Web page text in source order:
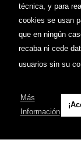
técnica, y para
cookies se usan
que en ningún
recaba ni cede
usuarios sin su
Más
Información
Política de envíos